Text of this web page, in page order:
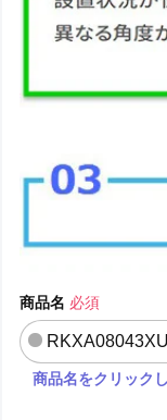
商品名 必須
商品名をクリック